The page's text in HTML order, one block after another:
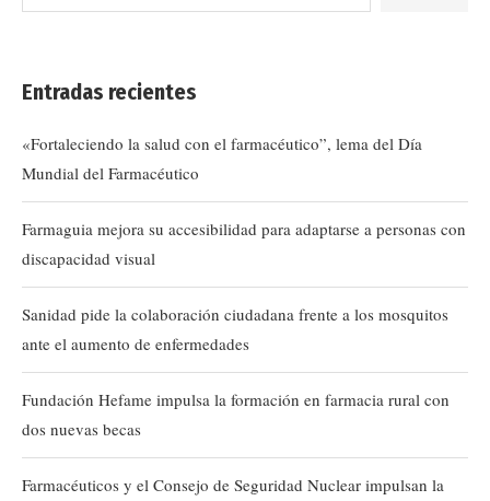
Entradas recientes
«Fortaleciendo la salud con el farmacéutico”, lema del Día
Mundial del Farmacéutico
Farmaguia mejora su accesibilidad para adaptarse a personas con
discapacidad visual
Sanidad pide la colaboración ciudadana frente a los mosquitos
ante el aumento de enfermedades
Fundación Hefame impulsa la formación en farmacia rural con
dos nuevas becas
Farmacéuticos y el Consejo de Seguridad Nuclear impulsan la